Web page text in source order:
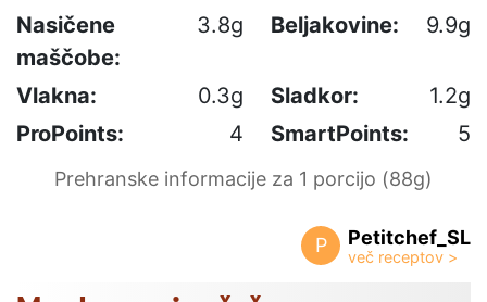
Nasičene
maščobe:
3.8g Beljakovine: 9.9g
Vlakna: 0.3g Sladkor:
1.2g
ProPoints:
4 SmartPoints: 5
Prehranske informacije za 1 porcijo (88g)
P Petitchef_SL